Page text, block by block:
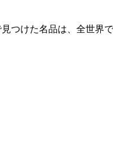
つけた名品は、全世界